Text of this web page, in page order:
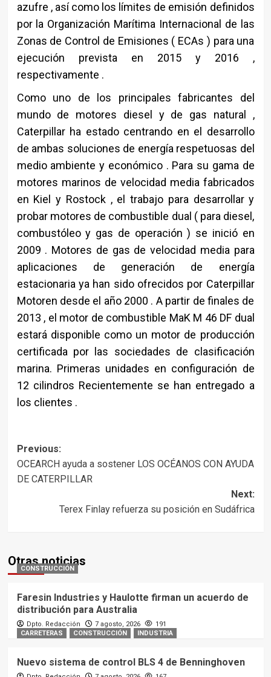
azufre , así como los límites de emisión definidos
por la Organización Marítima Internacional de las
Zonas de Control de Emisiones ( ECAs ) para una
ejecución prevista en 2015 y 2016 ,
respectivamente .
Como uno de los principales fabricantes del
mundo de motores diesel y de gas natural ,
Caterpillar ha estado centrando en el desarrollo
de ambas soluciones de energía respetuosas del
medio ambiente y económico . Para su gama de
motores marinos de velocidad media fabricados
en Kiel y Rostock , el trabajo para desarrollar y
probar motores de combustible dual ( para diesel,
combustóleo y gas de operación ) se inició en
2009 . Motores de gas de velocidad media para
aplicaciones de generación de energía
estacionaria ya han sido ofrecidos por Caterpillar
Motoren desde el año 2000 . A partir de finales de
2013 , el motor de combustible MaK M 46 DF dual
estará disponible como un motor de producción
certificada por las sociedades de clasificación
marina. Primeras unidades en configuración de
12 cilindros Recientemente se han entregado a
los clientes .
Post
navigation
Previous:
OCEARCH ayuda a sostener LOS OCÉANOS CON AYUDA
DE CATERPILLAR
Next:
Terex Finlay refuerza su posición en Sudáfrica
Otras noticias
CONSTRUCCIÓN
Faresin Industries y Haulotte firman un acuerdo de
distribución para Australia
Dpto. Redacción 7 agosto, 2026
191
CARRETERAS
CONSTRUCCIÓN INDUSTRIA
Nuevo sistema de control BLS 4 de Benninghoven